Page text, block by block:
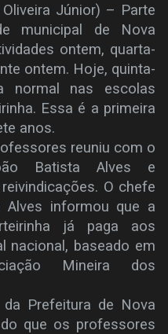
Oliveira Júnior) – Parte
municipal de Nova
ontem, quarta-
ontem. Hoje, quinta-
normal nas escolas
Essa é a primeira
anos.
reuniu com o
Batista Alves e
O chefe
Alves informou que a
já paga aos
nacional, baseado em
Mineira dos
Prefeitura de Nova
que os professores